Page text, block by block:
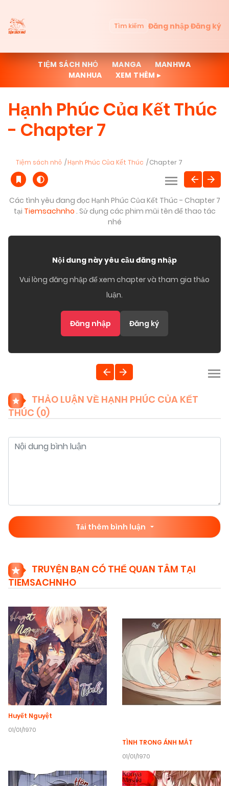
Tìm kiếm Đăng nhậpĐăng ký
TIỆM SÁCH NHỎ MANGA
MANHWA
MANHUA
XEM THÊM ▸
Hạnh Phúc Của Kết Thúc
- Chapter 7
Tiệm sách nhỏ Hạnh Phúc Của Kết Thúc Chapter 7
Các tình yêu đang đọc Hạnh Phúc Của Kết Thúc - Chapter 7
tại Tiemsachnho . Sử dụng các phim mũi tên để thao tác
nhé
Nội dung này yêu cầu đăng nhập
Vui lòng đăng nhập để xem chapter và tham gia thảo
luận.
Đăng nhập Đăng ký
THẢO LUẬN VỀ HẠNH PHÚC CỦA KẾT
THÚC (0)
Tải thêm bình luận
TRUYỆN BẠN CÓ THỂ QUAN TÂM TẠI
TIEMSACHNHO
Huyết Nguyệt
01/01/1970
TÌNH TRONG ÁNH MẮT
01/01/1970